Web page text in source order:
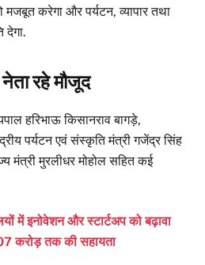
मजबूत करेगा और पर्यटन, व्यापार तथा
देगा.
नेता रहे मौजूद
हरिभाऊ किसानराव बागड़े,
पर्यटन एवं संस्कृति मंत्री गजेंद्र सिंह
मंत्री मुरलीधर मोहोल सहित कई
में इनोवेशन और स्टार्टअप को बढ़ावा
करोड़ तक की सहायता